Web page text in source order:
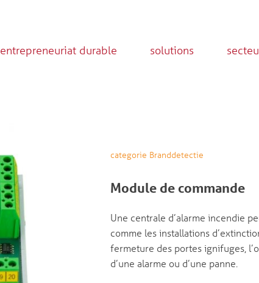
entrepreneuriat durable solutions
categorie Branddetectie
Module de commande
Une centrale d’alarme incendie
comme les installations
fermeture des portes ignifuges,
d’une alarme ou d’une panne.